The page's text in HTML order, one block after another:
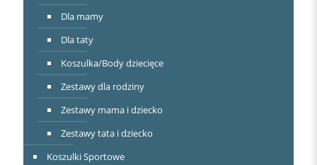
Dla mamy
Dla taty
Koszulka/Body dziecięce
Zestawy dla rodziny
Zestawy mama i dziecko
Zestawy tata i dziecko
Koszulki Sportowe